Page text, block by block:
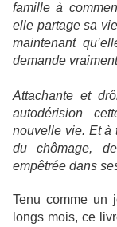
famille à
elle partage sa
maintenant
demande
Attachante et
autodérision
nouvelle vie. Et à
du chômage,
empêtrée dans
Tenu comme un
longs mois, ce